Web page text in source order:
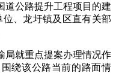
道公路提升工程项目的建
、龙圩镇及区直有关部
就重点提案办理情况作
绕该公路当前的路面情